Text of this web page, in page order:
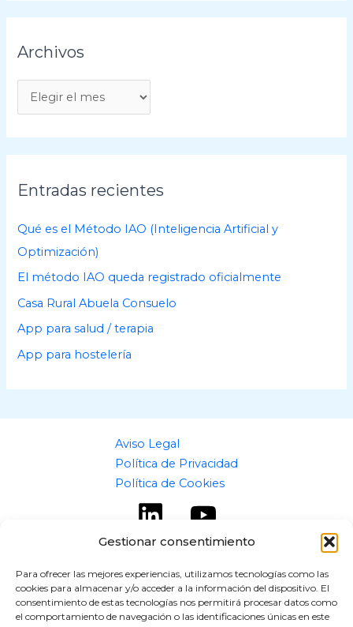
Gestionar consentimiento
Para ofrecer las mejores experiencias, utilizamos tecnologías como las
cookies para almacenar y/o acceder a la información del dispositivo. El
consentimiento de estas tecnologías nos permitirá procesar datos como
el comportamiento de navegación o las identificaciones únicas en este
Archivos
r
c
h
i
o
s
Entradas recientes
Qué es el Método IAO (Inteligencia Artificial y
Optimización)
El método IAO queda registrado oficialmente
Casa Rural Abuela Consuelo
App para salud / terapia
App para hostelería
Aviso Legal
Política de Privacidad
Política de Cookies
Copyright © 2026 flipaz.es